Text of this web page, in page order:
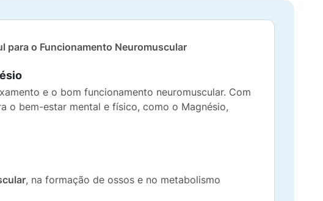
para o Funcionamento Neuromuscular
e o bom funcionamento neuromuscular. Com
o bem-estar mental e físico, como o Magnésio,
, na formação de ossos e no metabolismo